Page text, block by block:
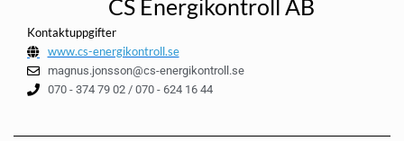
CS Energikontroll AB
Kontaktuppgifter
www.cs-energikontroll.se
magnus.jonsson@cs-energikontroll.se
070 - 374 79 02 / 070 - 624 16 44